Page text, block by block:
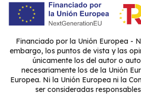
Financiado por la Unión Europea -
embargo, los puntos de vista y las
únicamente los del autor o
necesariamente los de la Unión
Europea. Ni la Unión Europea ni la
ser consideradas